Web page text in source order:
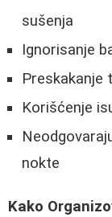
sušenja
Ignorisanje
Korišćenje
nokte
Kako